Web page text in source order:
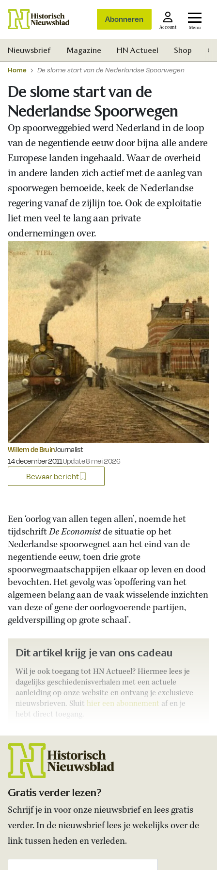
Abonneren
Account Menu
Zoek
Nieuwsbrief Magazine HN Actueel Shop
Home De slome start van de Nederlandse Spoorwegen
De slome start van de
Nederlandse Spoorwegen
Op spoorweggebied werd Nederland in de loop
van de negentiende eeuw door bijna alle andere
Europese landen ingehaald. Waar de overheid
in andere landen zich actief met de aanleg van
spoorwegen bemoeide, keek de Nederlandse
regering vanaf de zijlijn toe. Ook de exploitatie
liet men veel te lang aan private
ondernemingen over.
Willem de BruinJournalist
Gepubliceerd op:
14 december 2011Update 8 mei 2026
Bewaar bericht
Een ‘oorlog van allen tegen allen’, noemde het
tijdschriftDe Economistde situatie op het
Nederlandse spoorwegnet aan het eind van de
negentiende eeuw, toen drie grote
spoorwegmaatschappijen elkaar op leven en dood
bevochten. Het gevolg was ‘opoffering van het
algemeen belang aan de vaak wisselende inzichten
van deze of gene der oorlogvoerende partijen,
geldverspilling op grote schaal’.
Dit artikel krijg je van ons cadeau
Wil je ook toegang tot HN Actueel? Hiermee lees je
dagelijks geschiedenisverhalen met een actuele
aanleiding op onze website en ontvang je exclusieve
nieuwsbrieven. Sluit hier een abonnement af en je
hebt direct toegang.
Gratis verder lezen?
Schrijf je in voor onze nieuwsbrief en lees gratis
verder. In de nieuwsbrief lees je wekelijks over de
link tussen heden en verleden.